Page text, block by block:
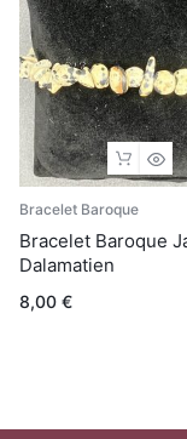
Bracelet Baroque
Bracelet Baroque
Dalamatien
8,00 €